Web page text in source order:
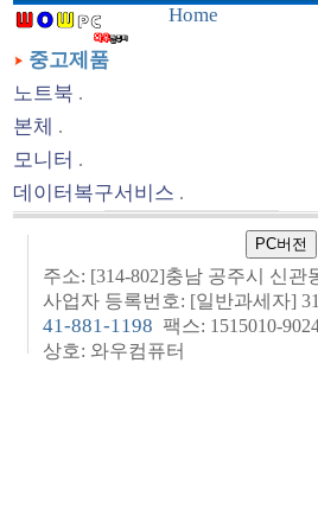
Home
중고제품
노트북 .
본체 .
모니터 .
데이터복구서비스 .
주소: [314-802]충남 공주시 신관
사업자 등록번호: [일반과세자]
41-881-1198 팩스: 1515010-
상호: 와우컴퓨터